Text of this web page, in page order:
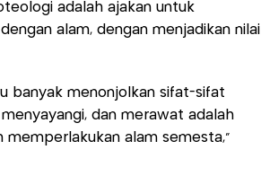
adalah ajakan untuk
alam, dengan menjadikan nilai
banyak menonjolkan sifat-sifat
dan merawat adalah
alam semesta,”